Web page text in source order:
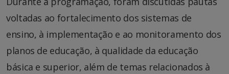
voltadas ao fortalecimento dos sistemas de
ensino, à implementação e ao monitoramento dos
planos de educação, à qualidade da educação
básica e superior, além de temas relacionados à